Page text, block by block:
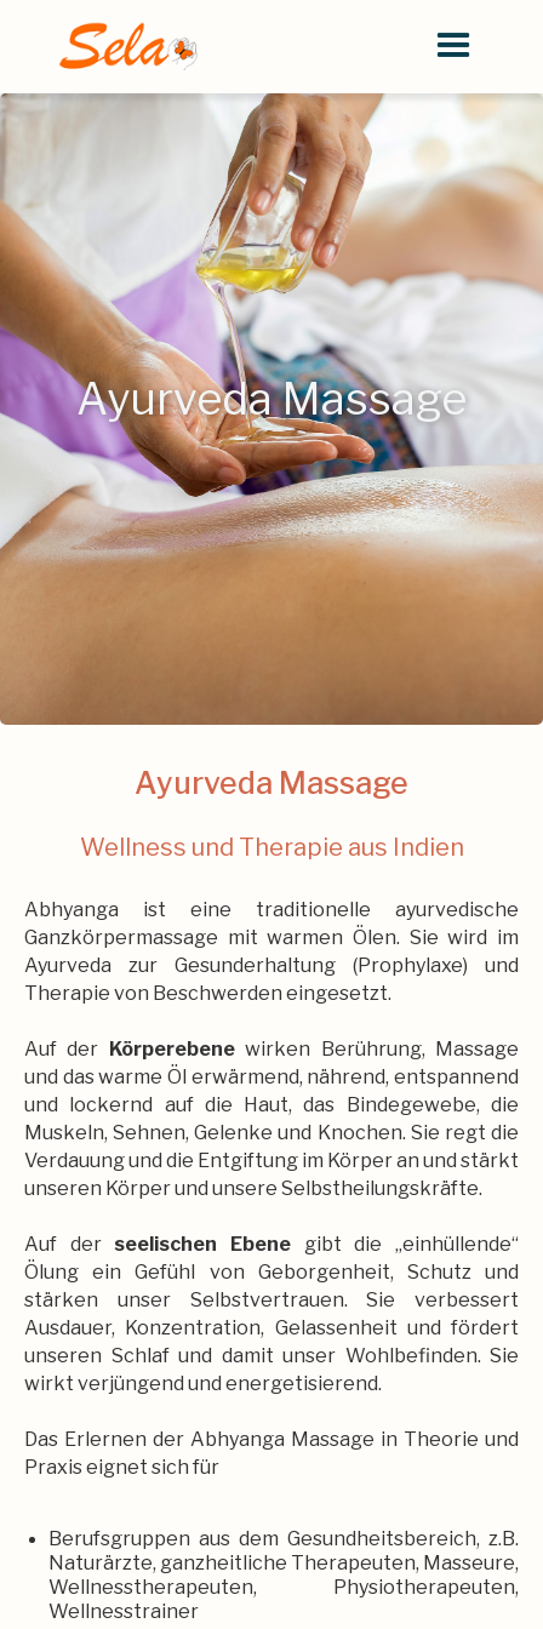
Ayurveda Massage
Ayurveda Massage
Wellness und Therapie aus Indien
Abhyanga ist eine traditionelle ayurvedische
Ganzkörpermassage mit warmen Ölen. Sie wird im
Ayurveda zur Gesunderhaltung (Prophylaxe) und
Therapie von Beschwerden eingesetzt.
Auf der Körperebenewirken Berührung, Massage
und das warme Öl erwärmend, nährend, entspannend
und lockernd auf die Haut, das Bindegewebe, die
Muskeln, Sehnen, Gelenke und Knochen. Sie regt die
Verdauung und die Entgiftung im Körper an und stärkt
unseren Körper und unsere Selbstheilungskräfte.
Auf der seelischen Ebene gibt die „einhüllende“
Ölung ein Gefühl von Geborgenheit, Schutz und
stärken unser Selbstvertrauen. Sie verbessert
Ausdauer, Konzentration, Gelassenheit und fördert
unseren Schlaf und damit unser Wohlbefinden. Sie
wirkt verjüngend und energetisierend.
Das Erlernen der Abhyanga Massage in Theorie und
Praxis eignet sich für
Berufsgruppen aus dem Gesundheitsbereich, z.B.
Naturärzte, ganzheitliche Therapeuten, Masseure,
Wellnesstherapeuten, Physiotherapeuten,
Wellnesstrainer